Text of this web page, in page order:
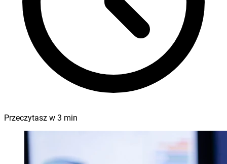
Przeczytasz w 3 min